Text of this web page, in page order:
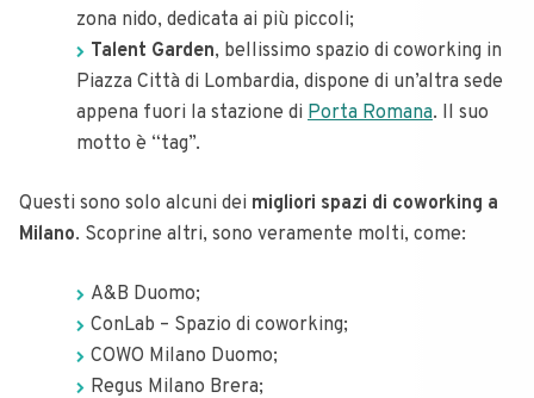
zona nido, dedicata ai più piccoli;
Talent Garden, bellissimo spazio di coworking in
Piazza Città di Lombardia, dispone di un’altra sede
appena fuori la stazione di Porta Romana. Il suo
motto è “tag”.
Questi sono solo alcuni dei migliori spazi di coworking a
Milano. Scoprine altri, sono veramente molti, come:
A&B Duomo;
ConLab – Spazio di coworking;
COWO Milano Duomo;
Regus Milano Brera;